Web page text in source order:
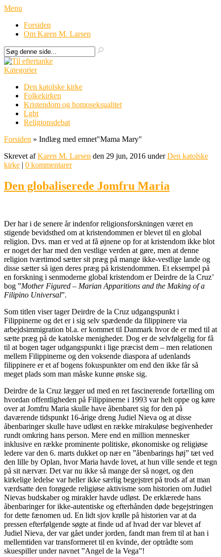
Menu
Forsiden
Om Karen M. Larsen
Kategorier
Den katolske kirke
Folkekirken
Kristendom og homoseksualitet
Lgbt
Religionsdebat
Forsiden » Indlæg med emnet"Mama Mary"
Skrevet afKaren M. Larsen den 29 jun, 2016 underDen katolske
kirke | 0 kommentarer
Den globaliserede Jomfru Maria
Der har i de senere år indenfor religionsforskningen været en
stigende bevidsthed om at kristendommen er blevet til en global
religion. Dvs. man er ved at få øjnene op for at kristendom ikke blot
er noget der har med den vestlige verden at gøre, men at denne
religion tværtimod sætter sit præg på mange ikke-vestlige lande og
disse sætter så igen deres præg på kristendommen. Et eksempel på
en forskning i senmoderne global kristendom er Deirdre de la Cruz’
bog ”Mother Figured – Marian Apparitions and the Making of a
Filipino Universal”.
Som titlen viser tager Deirdre de la Cruz udgangspunkt i
Filippinerne og det er i sig selv spædende da filippinere via
arbejdsimmigration bl.a. er kommet til Danmark hvor de er med til at
sætte præg på de katolske menigheder. Dog er de selvfølgelig for få
til at bogen tager udgangspunkt i lige præcist dem – men relationen
mellem Filippinerne og den voksende diaspora af udenlands
filippinere er et af bogens fokuspunkter om end den ikke får så
meget plads som man måske kunne ønske sig.
Deirdre de la Cruz lægger ud med en ret fascinerende fortælling om
hvordan offentligheden på Filippinerne i 1993 var helt oppe og køre
over at Jomfru Maria skulle have åbenbaret sig for den på
daværende tidspunkt 16-årige dreng Judiel Nieva og at disse
åbenbaringer skulle have udløst en række mirakuløse begivenheder
rundt omkring hans person. Mere end en million mennesker
inklusive en række prominente politiske, økonomiske og religiøse
ledere var den 6. marts dukket op nær en ”åbenbarings høj” tæt ved
den lille by Oplan, hvor Maria havde lovet, at hun ville sende et tegn
på sit nærvær. Det var nu ikke så mange der så noget, og den
kirkelige ledelse var heller ikke særlig begejstret på trods af at man
værdsatte den forøgede religiøse aktivisme som historien om Judiel
Nievas budskaber og mirakler havde udløst. De erklærede hans
åbenbaringer for ikke-autentiske og efterhånden døde begejstringen
for dette fænomen ud. En lidt sjov krølle på historien var at da
pressen efterfølgende søgte at finde ud af hvad der var blevet af
Judiel Nieva, der var gået under jorden, fandt man frem til at han i
mellemtiden var transformeret til en kvinde, der optrådte som
skuespiller under navnet ”Angel de la Vega”!